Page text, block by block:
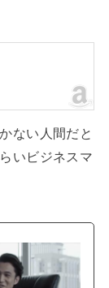
ない人間だと
いビジネスマ